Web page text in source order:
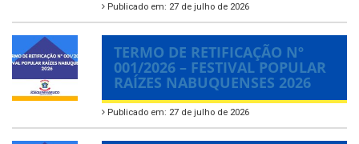
Publicado em: 27 de julho de 2026
TERMO DE RETIFICAÇÃO Nº
001/2026 – FESTIVAL POPULAR
RAÍZES NABUQUENSES 2026
Publicado em: 27 de julho de 2026